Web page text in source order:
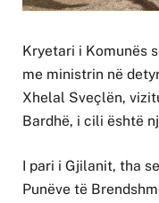
Kryetari i Komunës
me ministrin në
Xhelal Sveçlën,
Bardhë, i cili është
I pari i Gjilanit, tha
Punëve të